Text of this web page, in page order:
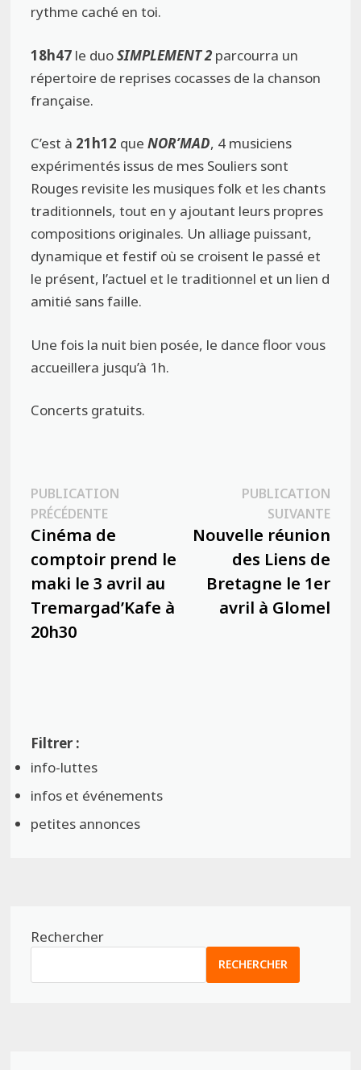
rythme caché en toi.
18h47 le duoSIMPLEMENT 2 parcourra un
répertoire de reprises cocasses de la chanson
française.
C’est à 21h12 queNOR’MAD, 4 musiciens
expérimentés issus de mes Souliers sont
Rouges revisite les musiques folk et les chants
traditionnels, tout en y ajoutant leurs propres
compositions originales. Un alliage puissant,
dynamique et festif où se croisent le passé et
le présent, l’actuel et le traditionnel et un lien d
amitié sans faille.
Une fois la nuit bien posée, le dance floor vous
accueillera jusqu’à 1h.
Concerts gratuits.
Navigation
de
l’article
PUBLICATION
PRÉCÉDENTEPublication
précédente :
Cinéma de
comptoir prend le
maki le 3 avril au
Tremargad’Kafe à
20h30
PUBLICATION
SUIVANTE
Nouvelle réunion
des Liens de
Bretagne le 1er
avril à Glomel
info-luttes
infos et événements
petites annonces
Rechercher
RECHERCHER